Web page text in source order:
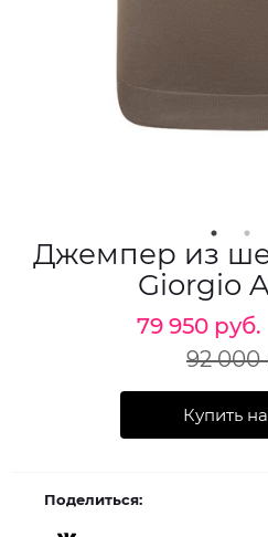
Джемпер из
Giorgio
79 950 руб.
92 000
Купить
Поделиться: